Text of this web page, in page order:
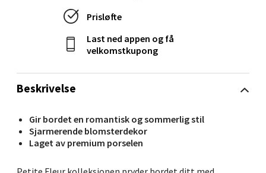
Beskrivelse
Gir bordet en romantisk og sommerlig stil
Sjarmerende blomsterdekor
Laget av premium porselen
Prisløfte
Last ned appen og få
velkomstkupong
Molde - Moldetorget
Åpent i dag 10-18
0 i butikk